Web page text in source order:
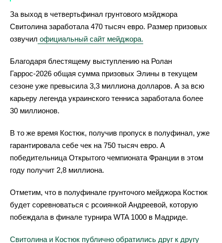
За выход в четвертьфинал грунтового мэйджора
Свитолина заработала 470 тысяч евро. Размер призовых
озвучил официальный сайт мейджора.
Благодаря блестящему выступлению на Ролан
Гаррос-2026 общая сумма призовых Элины в текущем
сезоне уже превысила 3,3 миллиона долларов. А за всю
карьеру легенда украинского тенниса заработала более
30 миллионов.
В то же время Костюк, получив пропуск в полуфинал, уже
гарантировала себе чек на 750 тысяч евро. А
победительница Открытого чемпионата Франции в этом
году получит 2,8 миллиона.
Отметим, что в полуфинале грунточого мейджора Костюк
будет соревноваться с рсоиянкой Андреевой, которую
побеждала в финале турнира WTA 1000 в Мадриде.
Свитолина и Костюк публично обратились друг к другу